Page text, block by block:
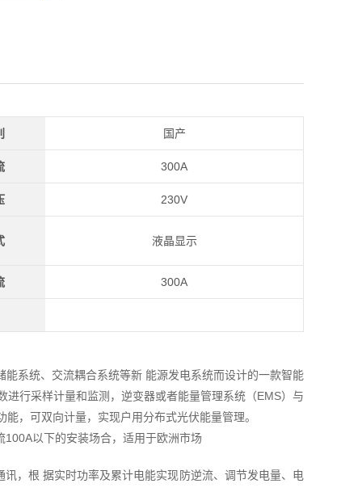
国产
300A
230V
液晶显示
300A
系统、交流耦合系统等新 能源发电系统而设计的一款智能
行采样计量和监测，逆变器或者能量管理系统（EMS）与
，可双向计量，实现户用分布式光伏能量管理。
以下的安装场合，适用于欧洲市场
，根 据实时功率及累计电能实现防逆流、调节发电量、电